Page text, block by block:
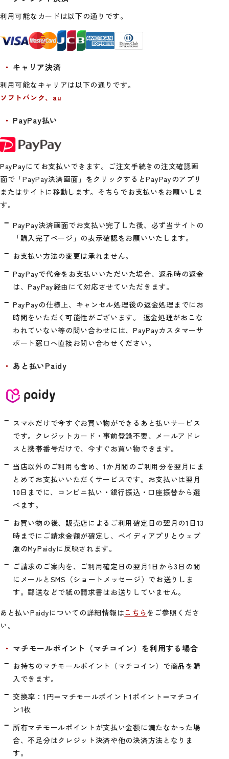
利用可能なカードは以下の通りです。
キャリア決済
利用可能なキャリアは以下の通りです。
ソフトバンク、au
PayPay払い
PayPayにてお支払いできます。ご注文手続きの注文確認画
面で「PayPay決済画面」をクリックするとPayPayのアプリ
またはサイトに移動します。そちらでお支払いをお願いしま
す。
PayPay決済画面でお支払い完了した後、必ず当サイトの
「購入完了ページ」の表示確認をお願いいたします。
お支払い方法の変更は承れません。
PayPayで代金をお支払いいただいた場合、返品時の返金
は、PayPay経由にて対応させていただきます。
PayPayの仕様上、キャンセル処理後の返金処理までにお
時間をいただく可能性がございます。 返金処理がおこな
われていない等の問い合わせには、PayPayカスタマーサ
ポート窓口へ直接お問い合わせください。
あと払いPaidy
スマホだけで今すぐお買い物ができるあと払いサービス
です。クレジットカード・事前登録不要、メールアドレ
スと携帯番号だけで、今すぐお買い物できます。
当店以外のご利用も含め、1か月間のご利用分を翌月にま
とめてお支払いいただくサービスです。お支払いは翌月
10日までに、コンビニ払い・銀行振込・口座振替から選
べます。
お買い物の後、販売店によるご利用確定日の翌月の1日13
時までにご請求金額が確定し、ペイディアプリとウェブ
版のMyPaidyに反映されます。
ご請求のご案内を、ご利用確定日の翌月1日から3日の間
にメールとSMS（ショートメッセージ）でお送りしま
す。郵送などで紙の請求書はお送りしていません。
あと払いPaidyについての詳細情報はこちらをご参照くださ
い。
マチモールポイント（マチコイン）を利用する場合
お持ちのマチモールポイント（マチコイン）で商品を購
入できます。
交換率：1円＝マチモールポイント1ポイント＝マチコイ
ン1枚
所有マチモールポイントが支払い金額に満たなかった場
合、不足分はクレジット決済や他の決済方法となりま
す。